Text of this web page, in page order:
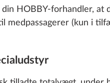
HOBBY-forhandler,
(kun i